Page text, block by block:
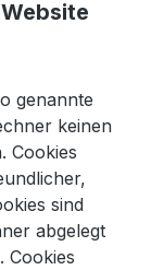
genannte
keinen
Cookies
sind
abgelegt
Cookies